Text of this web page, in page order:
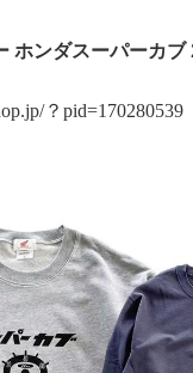
ホンダスーパーカブ
？pid=170280539